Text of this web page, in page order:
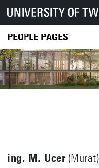
PEOPLE PAGES
ing. M. Ucer(Murat)